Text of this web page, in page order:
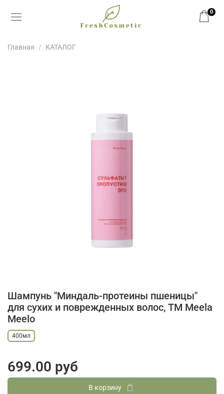
0
Главная КАТАЛОГ
Шампунь "Миндаль-протеины пшеницы"
для сухих и поврежденных волос, ТМ Meela
Meelo
400мл
699.00 руб
В корзину